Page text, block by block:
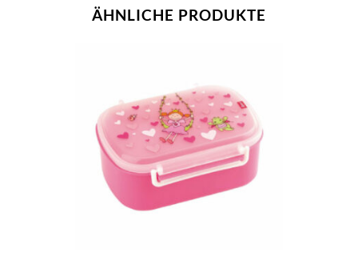
ÄHNLICHE PRODUKTE